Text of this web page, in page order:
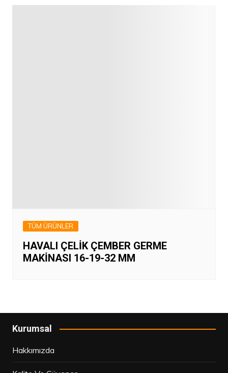
TÜM ÜRÜNLER
HAVALI ÇELİK ÇEMBER GERME
MAKİNASI 16-19-32 MM
Kurumsal
Hakkımızda